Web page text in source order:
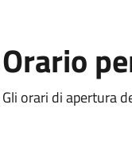
Orario
Gli orari di apertura